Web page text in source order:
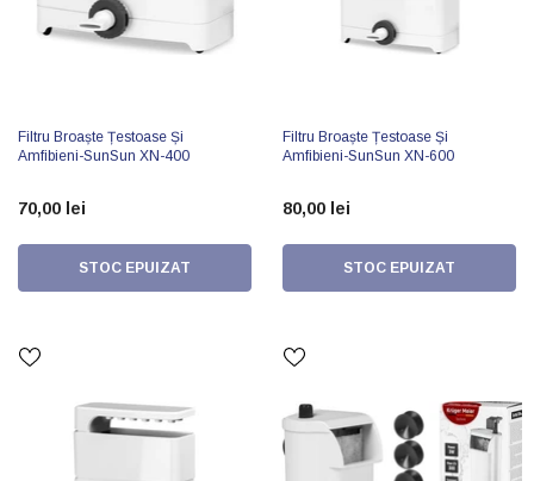
Filtru Broaște Țestoase Și
Amfibieni-SunSun XN-400
70,00 lei
STOC EPUIZAT
Filtru Broaște Țestoase Și
Amfibieni-SunSun XN-600
80,00 lei
STOC EPUIZAT